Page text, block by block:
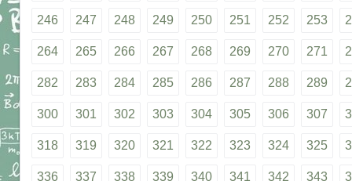
246 247 248 249 250 251 252 253
264 265 266 267 268 269 270 271
282 283 284 285 286 287 288 289
300 301 302 303 304 305 306 307
318 319 320 321 322 323 324 325
336 337 338 339 340 341 342 343